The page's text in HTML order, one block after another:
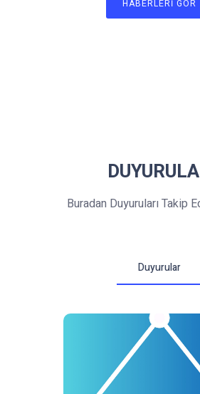
HABERLERI GÖR
Buradan Duyuruları Takip
Duyurular